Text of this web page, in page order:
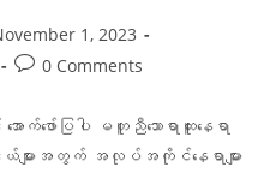
1, 2023
0 Comments
ဖော်ပြပါ မတူညီသောရာထူးနေရာ
များအတွက် အလုပ်အကိုင်နေရာများ